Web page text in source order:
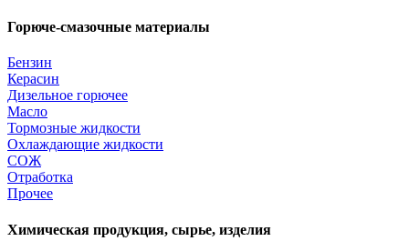
Горюче-смазочные материалы
Бензин
Керасин
Дизельное горючее
Масло
Тормозные жидкости
Охлаждающие жидкости
СОЖ
Отработка
Прочее
Химическая продукция, сырье, изделия